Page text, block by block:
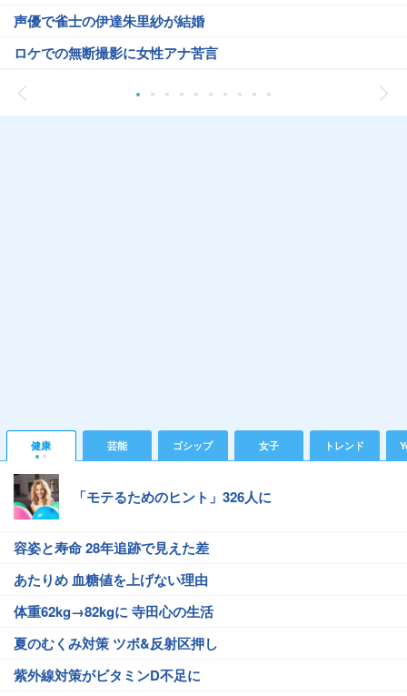
声優で雀士の伊達朱里紗が結婚
ロケでの無断撮影に女性アナ苦言
健康 芸能 ゴシップ 女子 トレンド
「モテるためのヒント」326人に
容姿と寿命 28年追跡で見えた差
あたりめ 血糖値を上げない理由
体重62kg→82kgに 寺田心の生活
夏のむくみ対策 ツボ&反射区押し
紫外線対策がビタミンD不足に